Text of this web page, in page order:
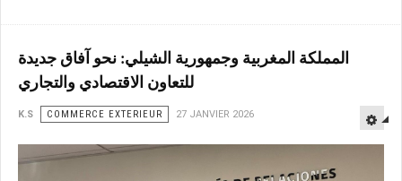
المملكة المغربية وجمهورية الشيلي: نحو آفاق جديدة
للتعاون الاقتصادي والتجاري
K.S COMMERCE EXTERIEUR 27 JANVIER 2026